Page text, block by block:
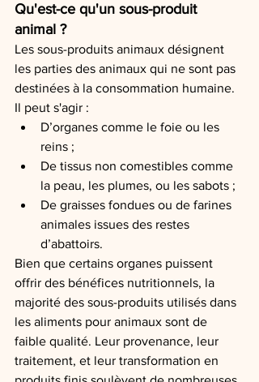
Qu'est-ce qu'un sous-produit
animal ?
Les sous-produits animaux désignent
les parties des animaux qui ne sont pas
destinées à la consommation humaine.
Il peut s'agir :
D’organes comme le foie ou les
reins ;
De tissus non comestibles comme
la peau, les plumes, ou les sabots ;
De graisses fondues ou de farines
animales issues des restes
d’abattoirs.
Bien que certains organes puissent
offrir des bénéfices nutritionnels, la
majorité des sous-produits utilisés dans
les aliments pour animaux sont de
faible qualité. Leur provenance, leur
traitement, et leur transformation en